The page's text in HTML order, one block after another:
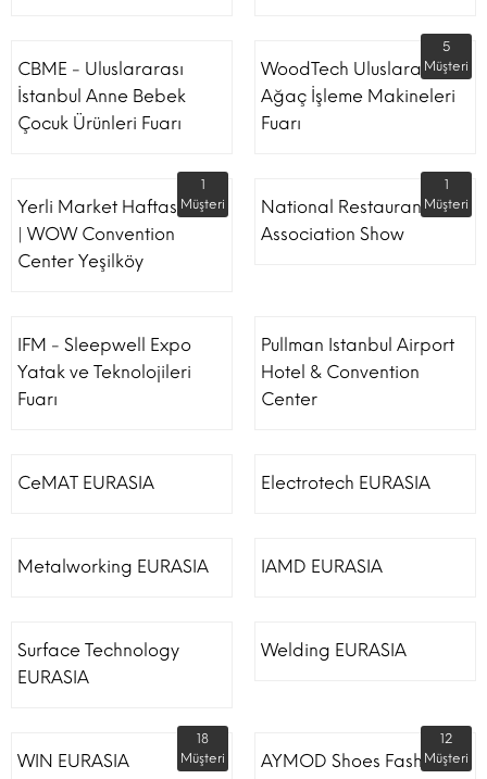
CBME - Uluslararası
İstanbul Anne Bebek
Çocuk Ürünleri Fuarı
WoodTech Uluslararası
Ağaç İşleme Makineleri
Fuarı
5
Müşteri
Yerli Market Haftası Fuarı
| WOW Convention
Center Yeşilköy
1
Müşteri
National Restaurant
Association Show
1
Müşteri
IFM - Sleepwell Expo
Yatak ve Teknolojileri
Fuarı
Pullman Istanbul Airport
Hotel & Convention
Center
CeMAT EURASIA Electrotech EURASIA
Metalworking EURASIA IAMD EURASIA
Surface Technology
EURASIA
Welding EURASIA
WIN EURASIA
18
Müşteri
AYMOD Shoes Fashion
12
Müşteri